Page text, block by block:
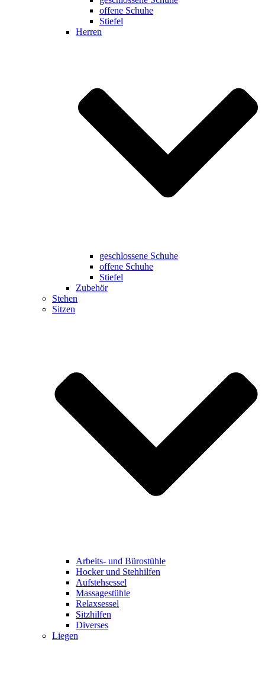
offene Schuhe
Stiefel
Herren
geschlossene Schuhe
offene Schuhe
Stiefel
Zubehör
Stehen
Sitzen
Arbeits- und Bürostühle
Hocker und Stehhilfen
Aufstehsessel
Massagestühle
Relaxsessel
Sitzhilfen
Diverses
Liegen